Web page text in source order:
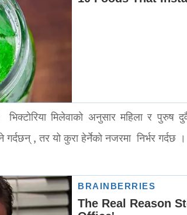
भिक्टोरिया मिलेवाको अनुसार महिला र
, तर यो कुरा हेर्नेको नजरमा निर्भर गर्दछ ।